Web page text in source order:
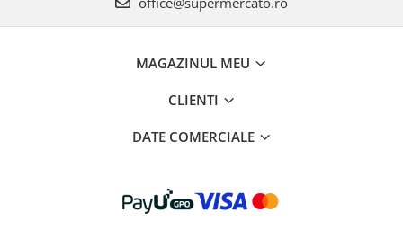
MAGAZINUL MEU
CLIENTI
DATE COMERCIALE